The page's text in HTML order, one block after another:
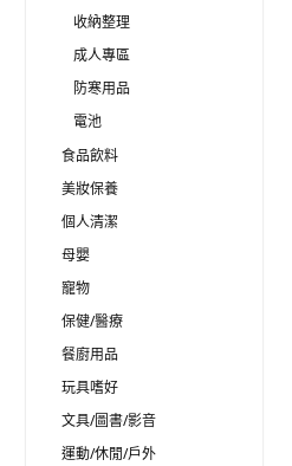
收納整理
成人專區
防寒用品
電池
食品飲料
美妝保養
個人清潔
母嬰
寵物
保健/醫療
餐廚用品
玩具嗜好
文具/圖書/影音
運動/休閒/戶外